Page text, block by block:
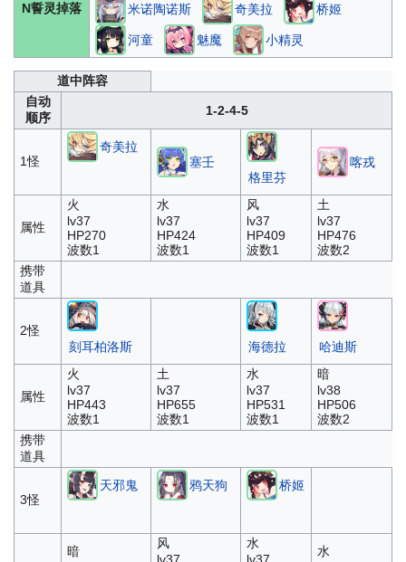
N誓灵掉落 米诺陶诺斯 奇美拉 桥姬
河童 魅魔 小精灵
道中阵容
自动
顺序
1-2-4-5
1怪
奇美拉
塞壬
格里芬
喀戎
属性
火
lv37
HP270
波数1
水
lv37
HP424
波数1
风
lv37
HP409
波数1
土
lv37
HP476
波数2
携带
道具
2怪
刻耳柏洛斯
海德拉 哈迪斯
属性
火
lv37
HP443
波数1
土
lv37
HP655
波数1
水
lv37
HP531
波数1
暗
lv38
HP506
波数2
携带
道具
3怪
天邪鬼 鸦天狗 桥姬
暗
风
水
水